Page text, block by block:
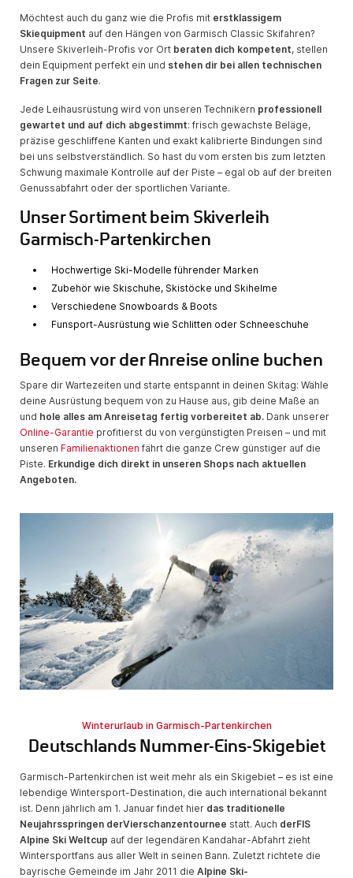
Möchtest auch du ganz wie die Profis mit erstklassigem
Skiequipment auf den Hängen von Garmisch Classic Skifahren?
Unsere Skiverleih-Profis vor Ort beraten dich kompetent, stellen
dein Equipment perfekt ein und stehen dir bei allen technischen
Fragen zur Seite.
Jede Leihausrüstung wird von unseren Technikern professionell
gewartet und auf dich abgestimmt: frisch gewachste Beläge,
präzise geschliffene Kanten und exakt kalibrierte Bindungen sind
bei uns selbstverständlich. So hast du vom ersten bis zum letzten
Schwung maximale Kontrolle auf der Piste – egal ob auf der breiten
Genussabfahrt oder der sportlichen Variante.
Unser Sortiment beim Skiverleih
Garmisch-Partenkirchen
Hochwertige Ski-Modelle führender Marken
Zubehör wie Skischuhe, Skistöcke und Skihelme
Verschiedene Snowboards & Boots
Funsport-Ausrüstung wie Schlitten oder Schneeschuhe
Bequem vor der Anreise online buchen
Spare dir Wartezeiten und starte entspannt in deinen Skitag: Wähle
deine Ausrüstung bequem von zu Hause aus, gib deine Maße an
und hole alles am Anreisetag fertig vorbereitet ab. Dank unserer
Online-Garantie profitierst du von vergünstigten Preisen – und mit
unseren Familienaktionen fährt die ganze Crew günstiger auf die
Piste. Erkundige dich direkt in unseren Shops nach aktuellen
Angeboten.
Winterurlaub in Garmisch-Partenkirchen
Deutschlands Nummer-Eins-Skigebiet
Garmisch-Partenkirchen ist weit mehr als ein Skigebiet – es ist eine
lebendige Wintersport-Destination, die auch international bekannt
ist. Denn jährlich am 1. Januar findet hier das traditionelle
Neujahrsspringen derVierschanzentournee statt. Auch derFIS
Alpine Ski Weltcup auf der legendären Kandahar-Abfahrt zieht
Wintersportfans aus aller Welt in seinen Bann. Zuletzt richtete die
bayrische Gemeinde im Jahr 2011 die Alpine Ski-